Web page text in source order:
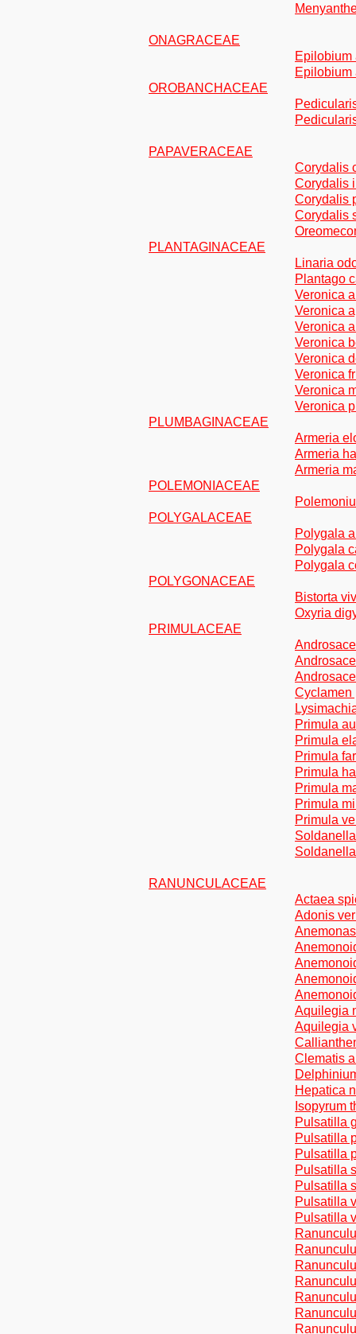
ONAGRACEAE
OROBANCHACEAE
PAPAVERACEAE
Corydalis
Corydalis
Corydalis
Corydalis
PLANTAGINACEAE
Linaria
Plantago
Veronica
Veronica
Veronica
Veronica
Veronica
Veronica
Veronica
Veronica
PLUMBAGINACEAE
Armeria
Armeria
Armeria
POLEMONIACEAE
POLYGALACEAE
Polygala
Polygala
Polygala
POLYGONACEAE
Bistorta
Oxyria
PRIMULACEAE
Cyclamen
Primula
Primula
Primula
Primula
Primula
Primula
Primula
RANUNCULACEAE
Actaea
Adonis
Aquilegia
Aquilegia
Clematis
Hepatica
Isopyrum
Pulsatilla
Pulsatilla
Pulsatilla
Pulsatilla
Pulsatilla
Pulsatilla
Pulsatilla